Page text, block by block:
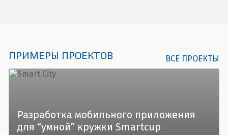
ПРИМЕРЫ ПРОЕКТОВ ВСЕ ПРОЕКТЫ
Разработка мобильного приложения
для “умной” кружки Smartcup